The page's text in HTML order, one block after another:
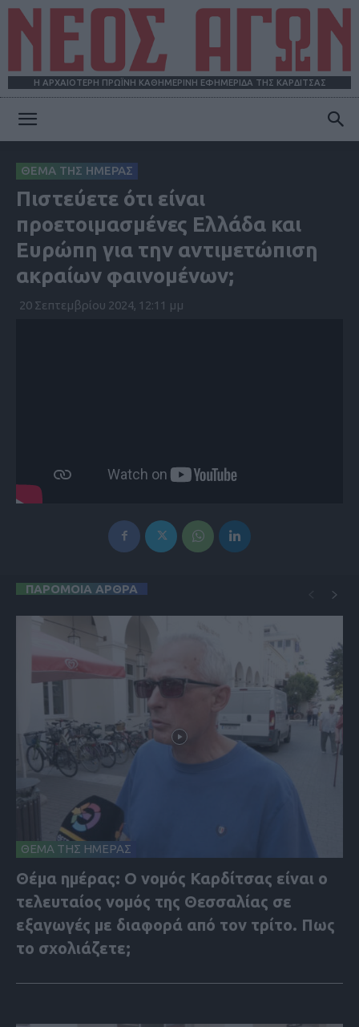
Η ΑΡΧΑΙΟΤΕΡΗ ΠΡΩΪΝΗ ΚΑΘΗΜΕΡΙΝΗ ΕΦΗΜΕΡΙΔΑ ΤΗΣ ΚΑΡΔΙΤΣΑΣ
ΑΓΩΝ
ΘΕΜΑ ΤΗΣ ΗΜΕΡΑΣ
Πιστεύετε ότι είναι
προετοιμασμένες Ελλάδα και
Ευρώπη για την αντιμετώπιση
ακραίων φαινομένων;
20 Σεπτεμβρίου 2024, 12:11 μμ
ΠΑΡΟΜΟΙΑ ΑΡΘΡΑ
ΘΕΜΑ ΤΗΣ ΗΜΕΡΑΣ
Θέμα ημέρας: Ο νομός Καρδίτσας είναι ο
τελευταίος νομός της Θεσσαλίας σε
εξαγωγές με διαφορά από τον τρίτο. Πως
το σχολιάζετε;